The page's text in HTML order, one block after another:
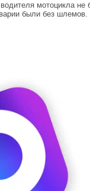
мотоцикла не
были без